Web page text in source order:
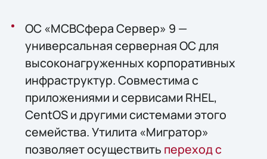
ОС «МСВСфера Сервер» 9 —
универсальная серверная ОС для
высоконагруженных корпоративных
инфраструктур. Совместима с
приложениями и сервисами RHEL,
CentOS и другими системами этого
семейства. Утилита «Мигратор»
позволяет осуществить переход с